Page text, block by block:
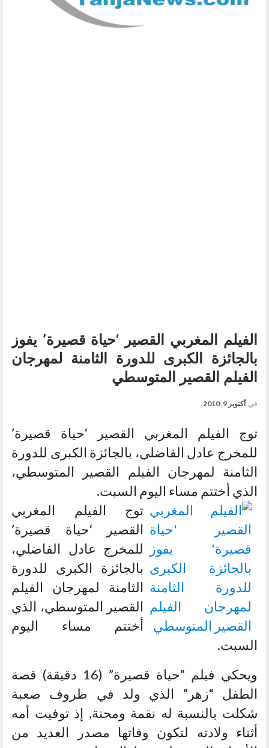
الفيلم المغربي القصير ‘حياة قصيرة’ يفوز
بالجائزة الكبرى للدورة الثامنة لمهرجان
الفيلم القصير المتوسطي
في أكتوبر 9, 2010
توج الفيلم المغربي القصير ‘حياة قصيرة’
للمخرج عادل الفاضلي، بالجائزة الكبرى للدورة
الثامنة لمهرجان الفيلم القصير المتوسطي،
الذي أختتم مساء اليوم السبت.
توج الفيلم المغربي
القصير ‘حياة قصيرة’
للمخرج عادل الفاضلي،
بالجائزة الكبرى للدورة
الثامنة لمهرجان الفيلم
القصير المتوسطي، الذي
أختتم مساء اليوم
السبت.
ويحكي فيلم “حياة قصيرة” (16 دقيقة) قصة
الطفل “زهر” الذي ولد في ظروف صعبة
شكلت بالنسبة له نقمة ومحنة, إذ توفيت أمه
أثناء ولادته لتكون وفاتها مصدر العديد من